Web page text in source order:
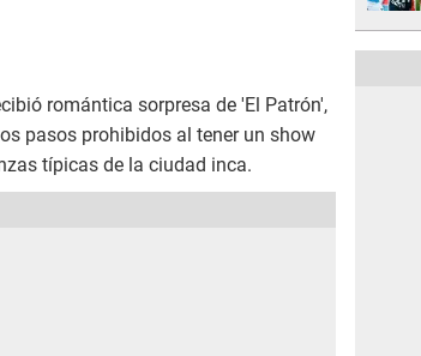
romántica sorpresa de 'El Patrón',
pasos prohibidos al tener un show
típicas de la ciudad inca.